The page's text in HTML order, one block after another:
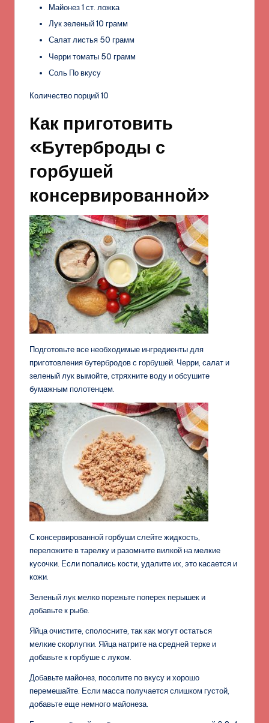
Майонез 1 ст. ложка
Лук зеленый 10 грамм
Салат листья 50 грамм
Черри томаты 50 грамм
Соль По вкусу
Количество порций 10
Как приготовить
«Бутерброды с
горбушей
консервированной»
Подготовьте все необходимые ингредиенты для
приготовления бутербродов с горбушей. Черри, салат и
зеленый лук вымойте, стряхните воду и обсушите
бумажным полотенцем.
С консервированной горбуши слейте жидкость,
переложите в тарелку и разомните вилкой на мелкие
кусочки. Если попались кости, удалите их, это касается и
кожи.
Зеленый лук мелко порежьте поперек перышек и
добавьте к рыбе.
Яйца очистите, сполосните, так как могут остаться
мелкие скорлупки. Яйца натрите на средней терке и
добавьте к горбуше с луком.
Добавьте майонез, посолите по вкусу и хорошо
перемешайте. Если масса получается слишком густой,
добавьте еще немного майонеза.